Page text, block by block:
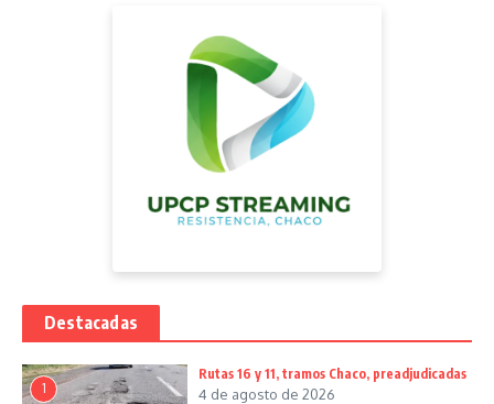
Destacadas
1
Rutas 16 y 11, tramos Chaco, preadjudicadas
4 de agosto de 2026